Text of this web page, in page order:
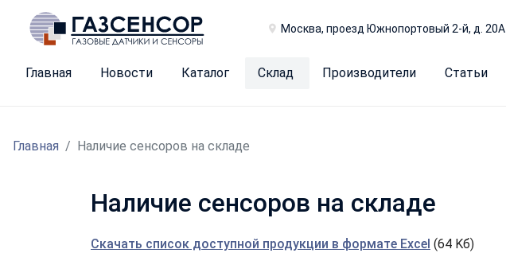
Москва, проезд Южнопортовый 2-й, д. 20А
Главная Новости Каталог Склад Производители Статьи
Главная Наличие сенсоров на складе
Наличие сенсоров на складе
Скачать список доступной продукции в формате Excel (64 Kб)